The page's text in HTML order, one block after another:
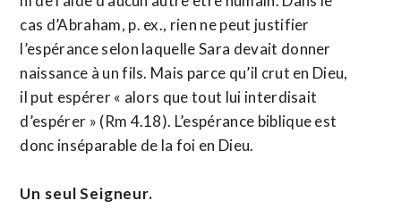
cas d’Abraham, p. ex., rien ne peut justifier
l’espérance selon laquelle Sara devait donner
naissance à un fils. Mais parce qu’il crut en Dieu,
il put espérer « alors que tout lui interdisait
d’espérer » (Rm 4.18). L’espérance biblique est
donc inséparable de la foi en Dieu.
Un seul Seigneur.